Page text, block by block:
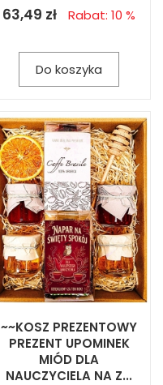
63,49 zł Rabat: 10 %
Do koszyka
~~KOSZ PREZENTOWY
PREZENT UPOMINEK
MIÓD DLA
NAUCZYCIELA NA Z...